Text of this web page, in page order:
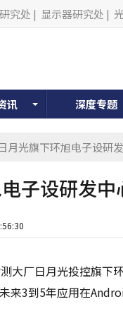
究处 | 显示器研究处 |
讯 深度专题
月光旗下环旭电子设研
子设研发
大厂日月光投控旗下
来3到5年应用在